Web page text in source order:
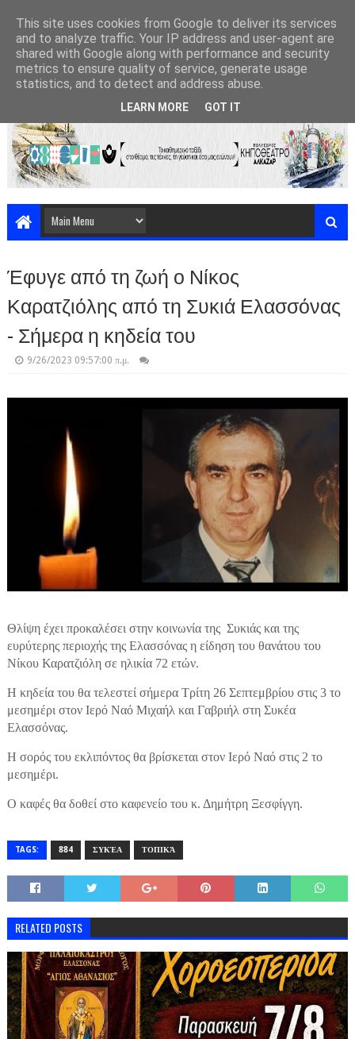
Έφυγε από τη ζωή ο Νίκος
Καρατζιόλης από τη Συκιά Ελασσόνας
- Σήμερα η κηδεία του
9/26/2023 09:57:00 π.μ.
Θλίψη έχει προκαλέσει στην κοινωνία της Συκιάς και της
ευρύτερης περιοχής της Ελασσόνας η είδηση του θανάτου του
Νίκου Καρατζιόλη σε ηλικία 72 ετών.
Η κηδεία του θα τελεστεί σήμερα Τρίτη 26 Σεπτεμβρίου στις 3 το
μεσημέρι στον Ιερό Ναό Μιχαήλ και Γαβριήλ στη Συκέα
Ελασσόνας.
Η σορός του εκλιπόντος θα βρίσκεται στον Ιερό Ναό στις 2 το
μεσημέρι.
Ο καφές θα δοθεί στο καφενείο του κ. Δημήτρη Ξεσφίγγη.
TAGS: 884 ΣΥΚΈΑ ΤΟΠΙΚΆ
RELATED POSTS
This site uses cookies from Google to deliver its services
and to analyze traffic. Your IP address and user-agent are
shared with Google along with performance and security
metrics to ensure quality of service, generate usage
statistics, and to detect and address abuse.
LEARN MORE GOT IT